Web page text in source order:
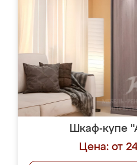
Шкаф-купе
Цена: от